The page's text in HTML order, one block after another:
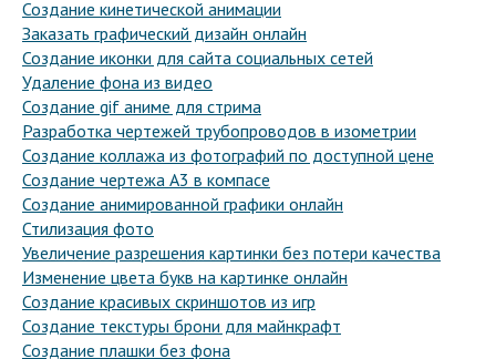
Создание кинетической анимации
Заказать графический дизайн онлайн
Создание иконки для сайта социальных сетей
Удаление фона из видео
Создание gif аниме для стрима
Разработка чертежей трубопроводов в изометрии
Создание коллажа из фотографий по доступной цене
Создание чертежа А3 в компасе
Создание анимированной графики онлайн
Стилизация фото
Увеличение разрешения картинки без потери качества
Изменение цвета букв на картинке онлайн
Создание красивых скриншотов из игр
Создание текстуры брони для майнкрафт
Создание плашки без фона